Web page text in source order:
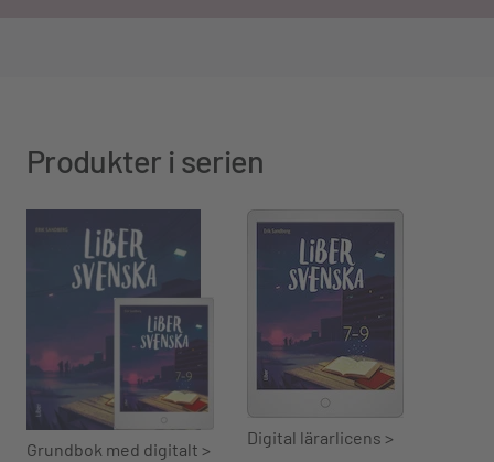
Produkter i serien
Grundbok med digitalt >
Digital lärarlicens >